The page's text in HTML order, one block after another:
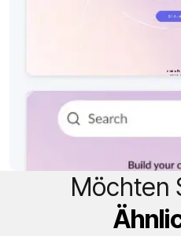
Möchten